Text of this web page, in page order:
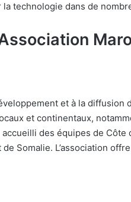
la technologie dans de
et à la diffusion
et continentaux,
des équipes de Côte
Somalie. L’association